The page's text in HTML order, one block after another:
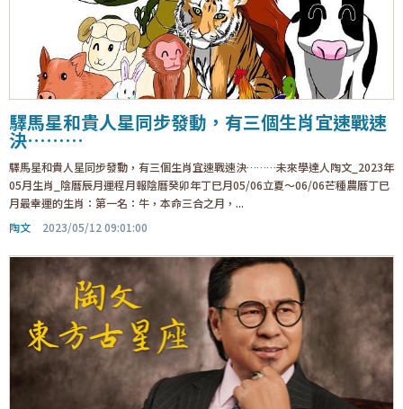
驛馬星和貴人星同步發動，有三個生肖宜速戰速
決………
驛馬星和貴人星同步發動，有三個生肖宜速戰速決………未來學達人陶文_2023年
05月生肖_陰曆辰月運程月報陰曆癸卯年丁巳月05/06立夏～06/06芒種農曆丁巳
月最幸運的生肖：第一名：牛，本命三合之月，...
陶文
2023/05/12 09:01:00